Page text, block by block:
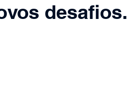
desafios.